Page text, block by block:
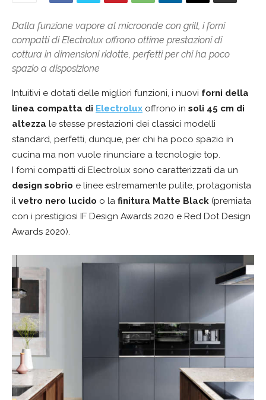
Dalla funzione vapore al microonde con grill, i forni
compatti di Electrolux offrono ottime prestazioni di
cottura in dimensioni ridotte, perfetti per chi ha poco
spazio a disposizione
Intuitivi e dotati delle migliori funzioni, i nuovi forni della
linea compatta di Electrolux offrono in soli 45 cm di
altezza le stesse prestazioni dei classici modelli
standard, perfetti, dunque, per chi ha poco spazio in
cucina ma non vuole rinunciare a tecnologie top.
I forni compatti di Electrolux sono caratterizzati da un
design sobrio e linee estremamente pulite, protagonista
il vetro nero lucido o la finitura Matte Black (premiata
con i prestigiosi IF Design Awards 2020 e Red Dot Design
Awards 2020).